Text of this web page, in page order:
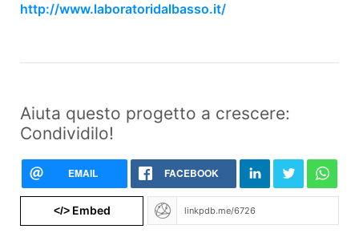
http://www.laboratoridalbasso.it/
Aiuta questo progetto a crescere:
Condividilo!
EMAIL FACEBOOK
</>Embed